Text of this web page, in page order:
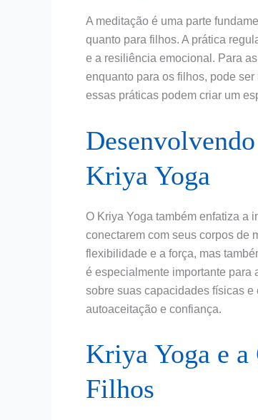
A meditação é uma parte
quanto para filhos. A prática
e a resiliência emocional. Para
enquanto para os filhos, pode
essas práticas podem criar um
Kriya Yoga
O Kriya Yoga também enfatiza a
conectarem com seus corpos de
flexibilidade e a força, mas
é especialmente importante para
sobre suas capacidades físicas
autoaceitação e confiança.
Kriya Yoga e a
Filhos